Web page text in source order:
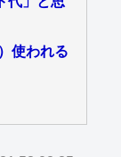
使われる